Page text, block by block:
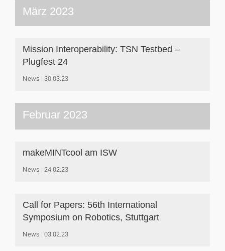
März 2023
Mission Interoperability: TSN Testbed –
Plugfest 24
News 30.03.23
Februar 2023
makeMINTcool am ISW
News 24.02.23
Call for Papers: 56th International
Symposium on Robotics, Stuttgart
News 03.02.23